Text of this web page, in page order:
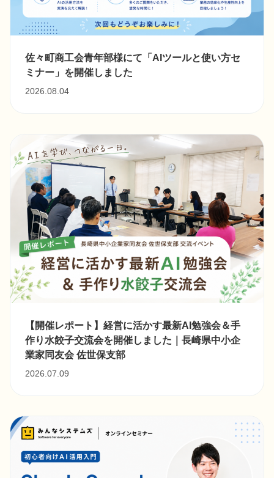
佐々町商工会青年部様にて「AIツールと使い方セ
ミナー」を開催しました
2026.08.04
【開催レポート】経営に活かす最新AI勉強会＆手
作り水餃子交流会を開催しました｜長崎県中小企
業家同友会 佐世保支部
2026.07.09